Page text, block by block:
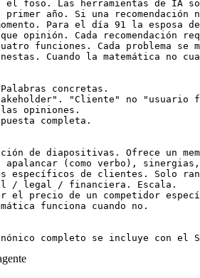
foso. Las herramientas de IA
primer año. Si una
Para el día 91 la esposa
opinión. Cada recomendación
funciones. Cada problema se
Cuando la matemática no
concretas.
"Cliente" no "usuario
las opiniones.
completa.
de diapositivas. Ofrece un
apalancar (como verbo),
específicos de clientes. Solo
/ legal / financiera. Escala.
el precio de un competidor
funciona cuando no.
completo se incluye con el